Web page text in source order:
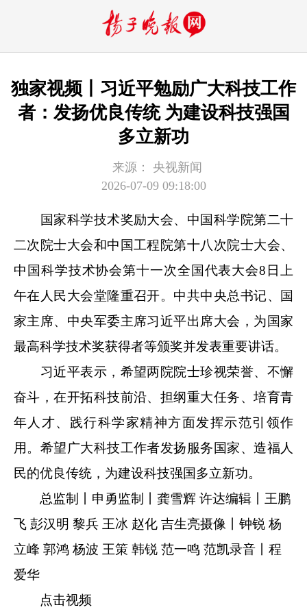
独家视频丨习近平勉励广大科技工作
者：发扬优良传统 为建设科技强国
多立新功
来源：
央视新闻
2026-07-09 09:18:00
国家科学技术奖励大会、中国科学院第二十
二次院士大会和中国工程院第十八次院士大会、
中国科学技术协会第十一次全国代表大会8日上
午在人民大会堂隆重召开。中共中央总书记、国
家主席、中央军委主席习近平出席大会，为国家
最高科学技术奖获得者等颁奖并发表重要讲话。
习近平表示，希望两院院士珍视荣誉、不懈
奋斗，在开拓科技前沿、担纲重大任务、培育青
年人才、践行科学家精神方面发挥示范引领作
用。希望广大科技工作者发扬服务国家、造福人
民的优良传统，为建设科技强国多立新功。
总监制丨申勇监制丨龚雪辉 许达编辑丨王鹏
飞 彭汉明 黎兵 王冰 赵化 吉生亮摄像丨钟锐 杨
立峰 郭鸿 杨波 王策 韩锐 范一鸣 范凯录音丨程
爱华
点击视频